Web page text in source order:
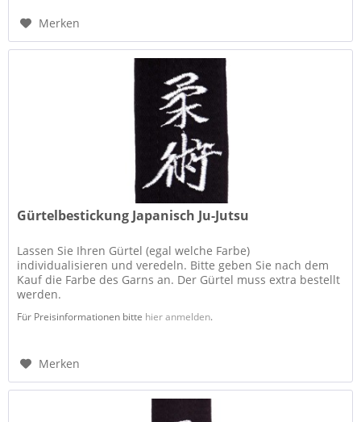
Merken
Gürtelbestickung Japanisch Ju-Jutsu
Lassen Sie Ihren Gürtel (egal welche Farbe)
individualisieren und veredeln. Bitte geben Sie nach dem
Kauf die Farbe des Garns an. Der Gürtel muss extra bestellt
werden.
Für Preisinformationen bitte hier anmelden.
Merken